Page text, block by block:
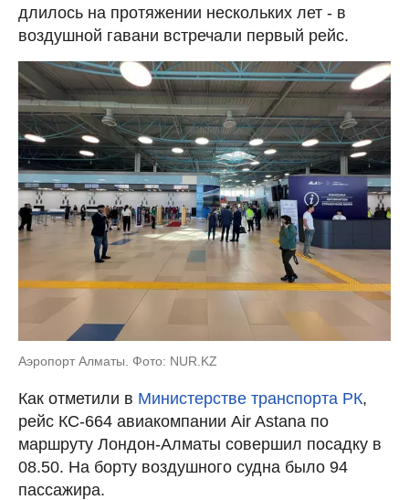
длилось на протяжении нескольких лет - в
воздушной гавани встречали первый рейс.
Аэропорт Алматы. Фото: NUR.KZ
Как отметили в Министерстве транспорта РК,
рейс КС-664 авиакомпании Air Astana по
маршруту Лондон-Алматы совершил посадку в
08.50. На борту воздушного судна было 94
пассажира.